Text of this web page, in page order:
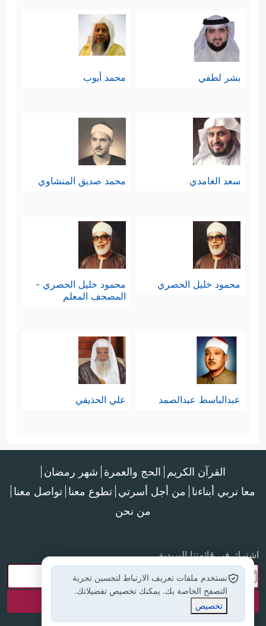
بشر لطفي محمد أيوب
سعد الغامدي محمد صديق المنشاوي
محمود خليل الحصري
محمود خليل الحصري -
المصحف المعلم
عبدالباسط عبدالصمد علي الحذيفي
القرآن الكريم الحج والعمرة شهر رمضان
معا نربي أبناءنا من أجل أسرتي تطوع معنا تواصل معنا
من نحن
اشترك في قائمتنا البريدية
نستخدم ملفات تعريف الارتباط لتحسين تجربة
التصفح الخاصة بك. يمكنك تخصيص تفضيلاتك.
تخصيص